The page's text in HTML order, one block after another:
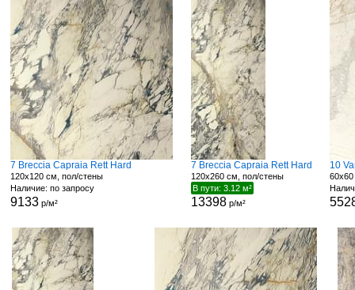
7 Breccia Capraia Rett Hard
120x120 см, пол/стены
Наличие: по запросу
9133р/м²
7 Breccia Capraia Rett Hard
120x260 см, пол/стены
В пути: 3.12 м²
13398р/м²
10